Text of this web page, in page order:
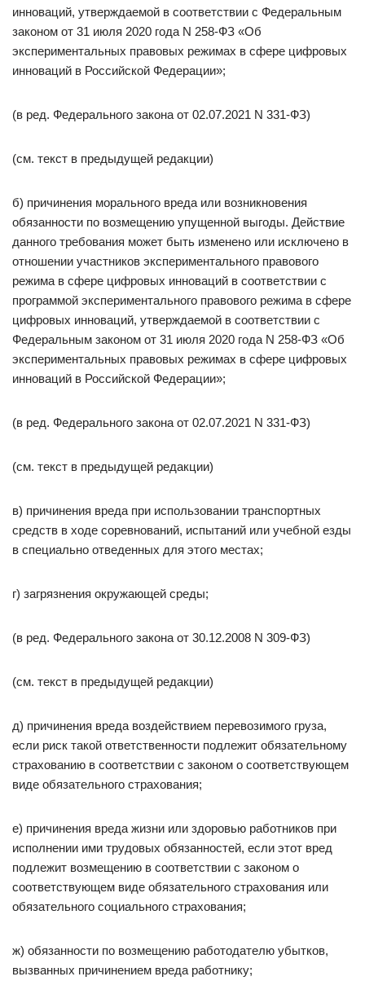
инноваций, утверждаемой в соответствии с Федеральным
законом от 31 июля 2020 года N 258-ФЗ «Об
экспериментальных правовых режимах в сфере цифровых
инноваций в Российской Федерации»;
(в ред. Федерального закона от 02.07.2021 N 331-ФЗ)
(см. текст в предыдущей редакции)
б) причинения морального вреда или возникновения
обязанности по возмещению упущенной выгоды. Действие
данного требования может быть изменено или исключено в
отношении участников экспериментального правового
режима в сфере цифровых инноваций в соответствии с
программой экспериментального правового режима в сфере
цифровых инноваций, утверждаемой в соответствии с
Федеральным законом от 31 июля 2020 года N 258-ФЗ «Об
экспериментальных правовых режимах в сфере цифровых
инноваций в Российской Федерации»;
(в ред. Федерального закона от 02.07.2021 N 331-ФЗ)
(см. текст в предыдущей редакции)
в) причинения вреда при использовании транспортных
средств в ходе соревнований, испытаний или учебной езды
в специально отведенных для этого местах;
г) загрязнения окружающей среды;
(в ред. Федерального закона от 30.12.2008 N 309-ФЗ)
(см. текст в предыдущей редакции)
д) причинения вреда воздействием перевозимого груза,
если риск такой ответственности подлежит обязательному
страхованию в соответствии с законом о соответствующем
виде обязательного страхования;
е) причинения вреда жизни или здоровью работников при
исполнении ими трудовых обязанностей, если этот вред
подлежит возмещению в соответствии с законом о
соответствующем виде обязательного страхования или
обязательного социального страхования;
ж) обязанности по возмещению работодателю убытков,
вызванных причинением вреда работнику;